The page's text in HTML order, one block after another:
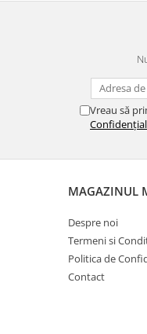
Vreau să
MAGAZINUL
Despre noi
Termeni si
Politica de
Contact